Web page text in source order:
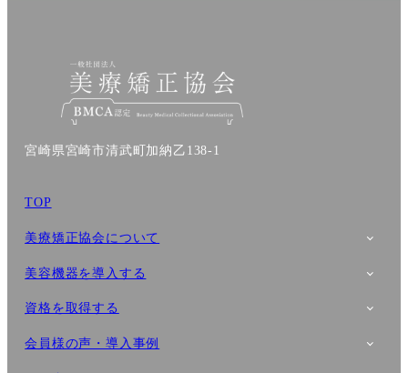
宮崎県宮崎市清武町加納乙138-1
TOP
美療矯正協会について
美容機器を導入する
資格を取得する
会員様の声・導入事例